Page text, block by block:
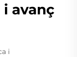
avanç
i